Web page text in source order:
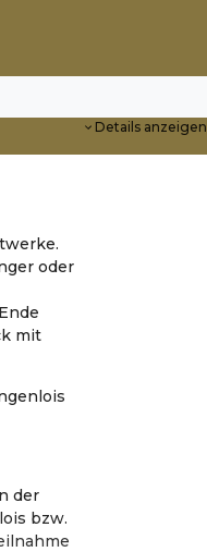
Details anzeigen
oder
mit
der
bzw.